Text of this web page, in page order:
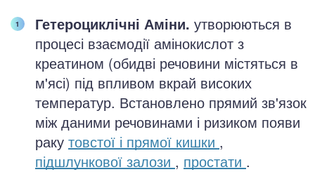
Гетероциклічні Аміни. утворюються в
процесі взаємодії амінокислот з
креатином (обидві речовини містяться в
м'ясі) під впливом вкрай високих
температур. Встановлено прямий зв'язок
між даними речовинами і ризиком появи
раку товстої і прямої кишки ,
підшлункової залози , простати .